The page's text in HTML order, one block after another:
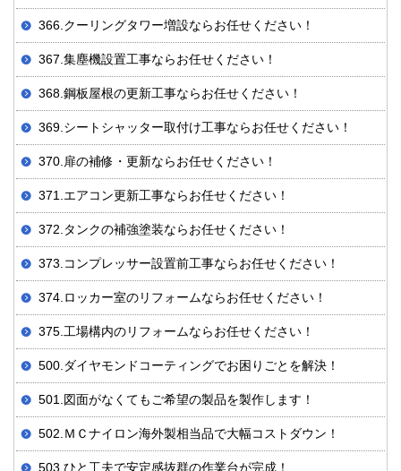
366.クーリングタワー増設ならお任せください！
367.集塵機設置工事ならお任せください！
368.鋼板屋根の更新工事ならお任せください！
369.シートシャッター取付け工事ならお任せください！
370.扉の補修・更新ならお任せください！
371.エアコン更新工事ならお任せください！
372.タンクの補強塗装ならお任せください！
373.コンプレッサー設置前工事ならお任せください！
374.ロッカー室のリフォームならお任せください！
375.工場構内のリフォームならお任せください！
500.ダイヤモンドコーティングでお困りごとを解決！
501.図面がなくてもご希望の製品を製作します！
502.ＭＣナイロン海外製相当品で大幅コストダウン！
503.ひと工夫で安定感抜群の作業台が完成！